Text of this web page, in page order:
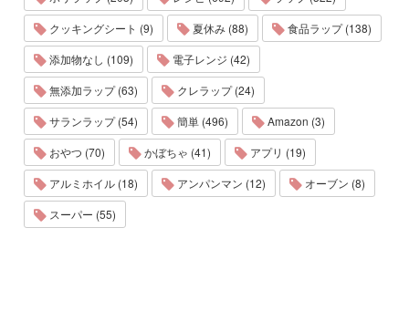
クッキングシート (9)
夏休み (88)
食品ラップ (138)
添加物なし (109)
電子レンジ (42)
無添加ラップ (63)
クレラップ (24)
サランラップ (54)
簡単 (496)
Amazon (3)
おやつ (70)
かぼちゃ (41)
アプリ (19)
アルミホイル (18)
アンパンマン (12)
オーブン (8)
スーパー (55)